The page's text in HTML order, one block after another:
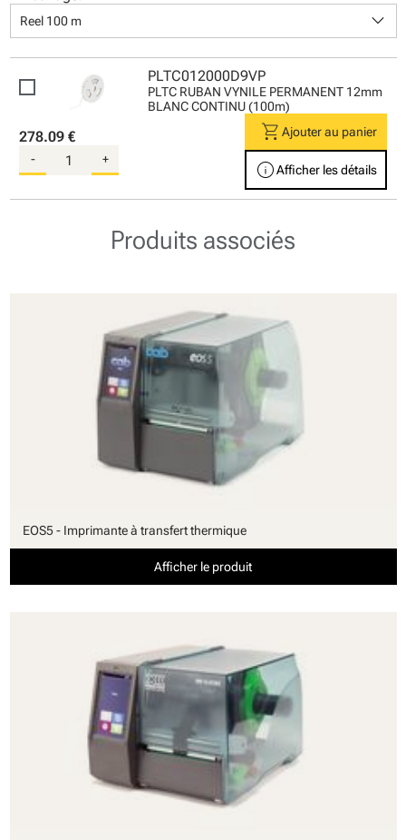
Reel 100 m keyboard_arrow_down
PLTC012000D9VP
PLTC RUBAN VYNILE PERMANENT 12mm
BLANC CONTINU (100m)
278.09 €
- +
shopping_cart Ajouter au panier
infoAfficher les détails
Produits associés
EOS5 - Imprimante à transfert thermique
Afficher le produit